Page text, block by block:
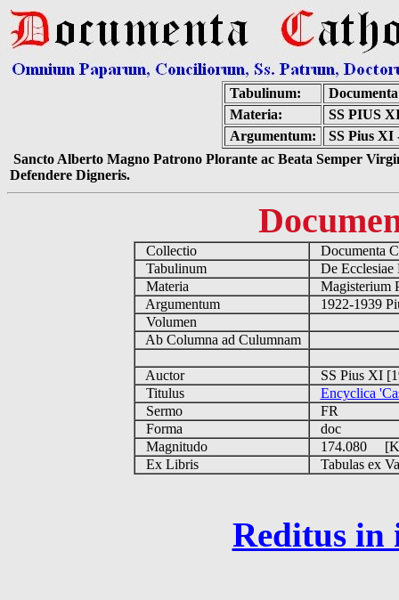
Tabulinum:
Materia:
SS PIUS
Argumentum:
SS Pius XI
Sancto Alberto Magno Patrono Plorante ac Beata Semper
Defendere Digneris.
Collectio
Documenta
Tabulinum
De
Materia
Magisterium
Argumentum
1922-1939
Volumen
Ab Columna ad Culumnam
Auctor
SS Pius XI
Titulus
Encyclica
Sermo
FR
Forma
doc
Magnitudo
174.080
Ex Libris
Tabulas ex
Reditus in